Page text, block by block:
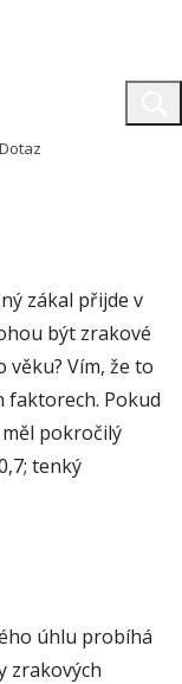
Dotaz
zákal přijde v
být zrakové
věku? Vím, že to
faktorech. Pokud
pokročilý
tenký
úhlu probíhá
zrakových